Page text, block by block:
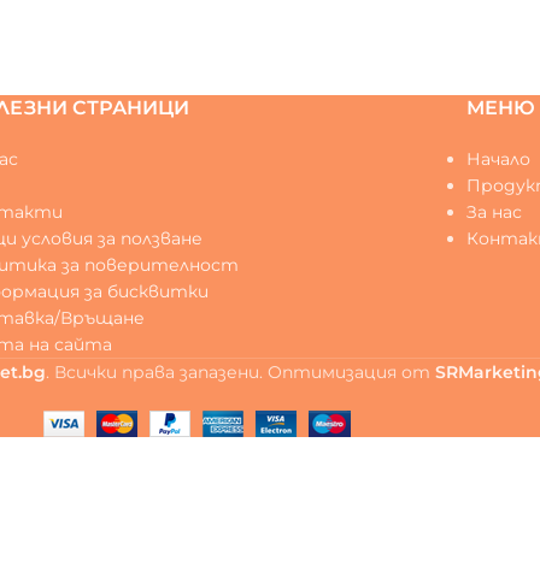
СТРАНИЦИ
условия за ползване
за поверителност
за бисквитки
Връщане
на сайта
МЕНЮ
Начало
За нас
. Всички права запазени. Оптимизация от